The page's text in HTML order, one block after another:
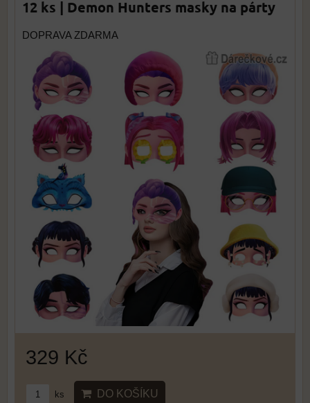
12 ks | Demon Hunters masky na párty
DOPRAVA ZDARMA
329 Kč
ks DO KOŠÍKU